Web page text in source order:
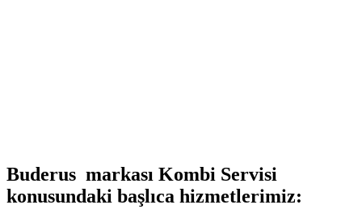
Buderus markası Kombi Servisi
konusundaki başlıca hizmetlerimiz: